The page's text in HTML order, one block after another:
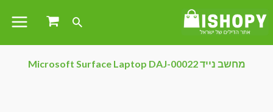
מחשב נייד Microsoft Surface Laptop DAJ-00022